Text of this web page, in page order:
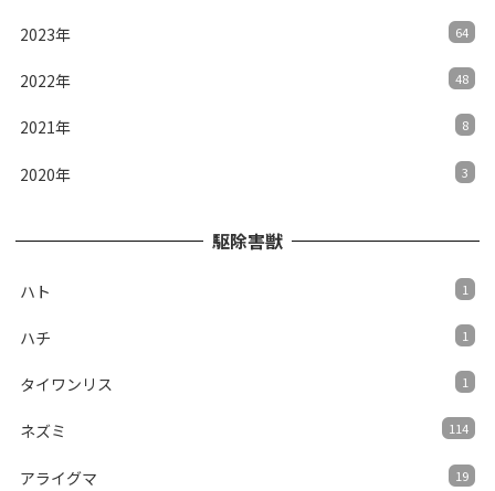
2023年 64
2022年 48
2021年 8
2020年 3
駆除害獣
ハト 1
ハチ 1
タイワンリス 1
ネズミ 114
アライグマ 19